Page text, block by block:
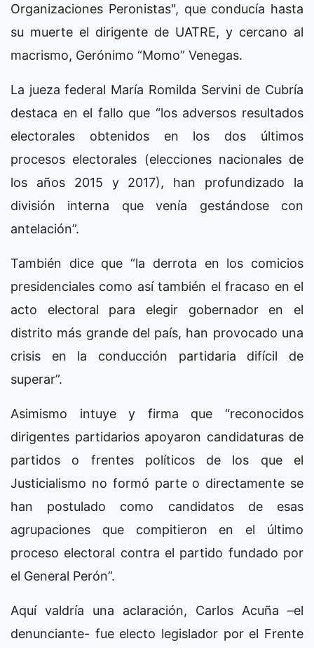
Organizaciones Peronistas", que conducía hasta
su muerte el dirigente de UATRE, y cercano al
macrismo, Gerónimo “Momo” Venegas.
La jueza federal María Romilda Servini de Cubría
destaca en el fallo que “los adversos resultados
electorales obtenidos en los dos últimos
procesos electorales (elecciones nacionales de
los años 2015 y 2017), han profundizado la
división interna que venía gestándose con
antelación”.
También dice que “la derrota en los comicios
presidenciales como así también el fracaso en el
acto electoral para elegir gobernador en el
distrito más grande del país, han provocado una
crisis en la conducción partidaria difícil de
superar”.
Asimismo intuye y firma que “reconocidos
dirigentes partidarios apoyaron candidaturas de
partidos o frentes políticos de los que el
Justicialismo no formó parte o directamente se
han postulado como candidatos de esas
agrupaciones que compitieron en el último
proceso electoral contra el partido fundado por
el General Perón”.
Aquí valdría una aclaración, Carlos Acuña –el
denunciante- fue electo legislador por el Frente